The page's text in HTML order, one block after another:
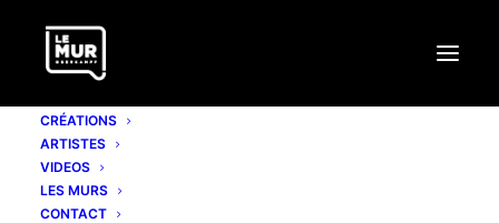
CRÉATIONS
ARTISTES
VIDEOS
LES MURS
CONTACT